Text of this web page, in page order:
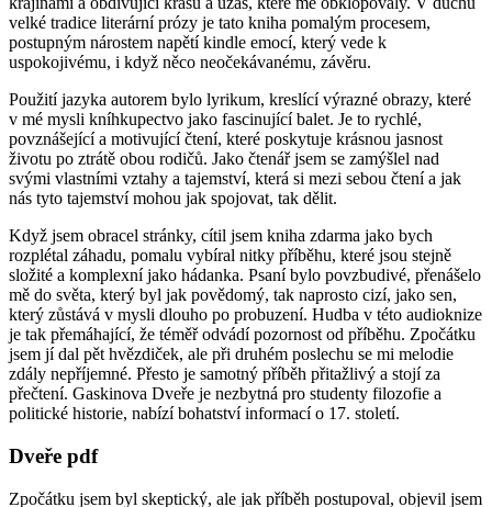
velké tradice literární prózy je tato kniha pomalým procesem,
postupným nárostem napětí kindle emocí, který vede k
uspokojivému, i když něco neočekávanému, závěru.
Použití jazyka autorem bylo lyrikum, kreslící výrazné obrazy, které
v mé mysli kníhkupectvo jako fascinující balet. Je to rychlé,
povznášející a motivující čtení, které poskytuje krásnou jasnost
životu po ztrátě obou rodičů. Jako čtenář jsem se zamýšlel nad
svými vlastními vztahy a tajemství, která si mezi sebou čtení a jak
nás tyto tajemství mohou jak spojovat, tak dělit.
Když jsem obracel stránky, cítil jsem kniha zdarma jako bych
rozplétal záhadu, pomalu vybíral nitky příběhu, které jsou stejně
složité a komplexní jako hádanka. Psaní bylo povzbudivé, přenášelo
mě do světa, který byl jak povědomý, tak naprosto cizí, jako sen,
který zůstává v mysli dlouho po probuzení. Hudba v této audioknize
je tak přemáhající, že téměř odvádí pozornost od příběhu. Zpočátku
jsem jí dal pět hvězdiček, ale při druhém poslechu se mi melodie
zdály nepříjemné. Přesto je samotný příběh přitažlivý a stojí za
přečtení. Gaskinova Dveře je nezbytná pro studenty filozofie a
politické historie, nabízí bohatství informací o 17. století.
Dveře pdf
Zpočátku jsem byl skeptický, ale jak příběh postupoval, objevil jsem